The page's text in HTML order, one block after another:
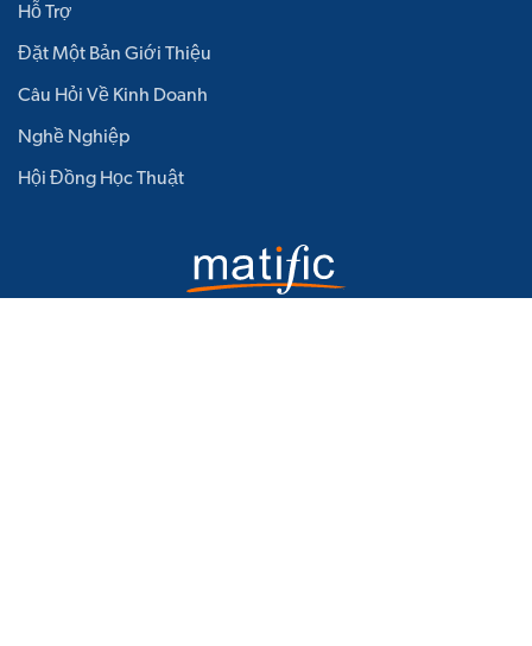
Hỗ Trợ
Đặt Một Bản Giới Thiệu
Câu Hỏi Về Kinh Doanh
Nghề Nghiệp
Hội Đồng Học Thuật